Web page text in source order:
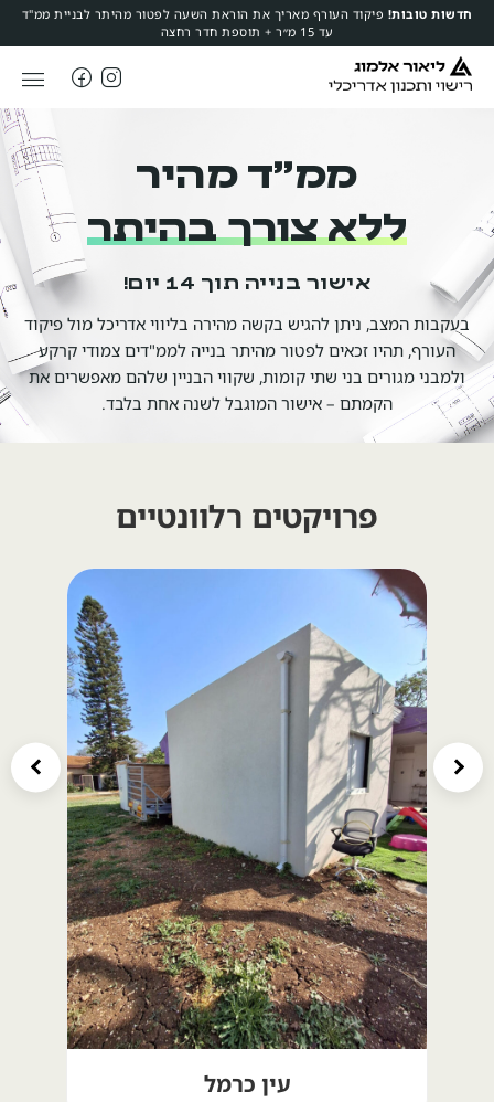
חדשות טובות! פיקוד העורף מאריך את הוראת השעה לפטור מהיתר לבניית ממ"ד
עד 15 מ״ר + תוספת חדר רחצה
ממ״ד מהיר
ללא צורך בהיתר
אישור בנייה תוך 14 יום!
בעקבות המצב, ניתן להגיש בקשה מהירה בליווי אדריכל מול פיקוד
העורף, תהיו זכאים לפטור מהיתר בנייה לממ"דים צמודי קרקע
ולמבני מגורים בני שתי קומות, שקווי הבניין שלהם מאפשרים את
הקמתם – אישור המוגבל לשנה אחת בלבד.
פרויקטים רלוונטיים
עין כרמל